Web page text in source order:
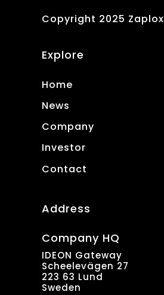
Copyright 2025 Zaplox
Explore
Home
News
Company
Investor
Contact
Address
Company HQ
IDEON Gateway
Scheelevägen 27
223 63 Lund
Sweden